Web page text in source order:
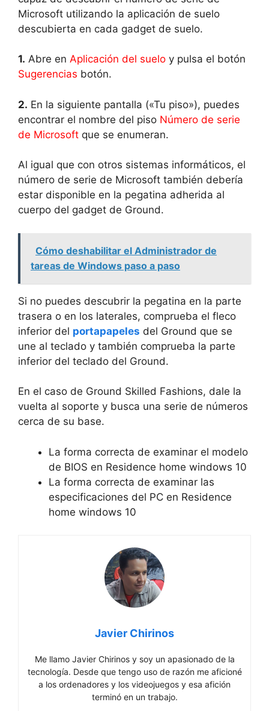
Microsoft utilizando la aplicación de suelo
descubierta en cada gadget de suelo.
1. Abre en Aplicación del suelo y pulsa el botón
Sugerencias botón.
2. En la siguiente pantalla («Tu piso»), puedes
encontrar el nombre del piso Número de serie
de Microsoft que se enumeran.
Al igual que con otros sistemas informáticos, el
número de serie de Microsoft también debería
estar disponible en la pegatina adherida al
cuerpo del gadget de Ground.
Cómo deshabilitar el Administrador de
tareas de Windows paso a paso
Si no puedes descubrir la pegatina en la parte
trasera o en los laterales, comprueba el fleco
inferior del portapapeles del Ground que se
une al teclado y también comprueba la parte
inferior del teclado del Ground.
En el caso de Ground Skilled Fashions, dale la
vuelta al soporte y busca una serie de números
cerca de su base.
La forma correcta de examinar el modelo
de BIOS en Residence home windows 10
La forma correcta de examinar las
especificaciones del PC en Residence
home windows 10
Javier Chirinos
Me llamo Javier Chirinos y soy un apasionado de la
tecnología. Desde que tengo uso de razón me aficioné
a los ordenadores y los videojuegos y esa afición
terminó en un trabajo.